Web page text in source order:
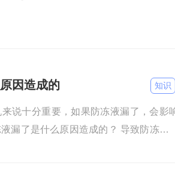
因造成的 知识
说十分重要，如果防冻液漏了，会影
漏了是什么原因造成的？ 导致防冻液渗